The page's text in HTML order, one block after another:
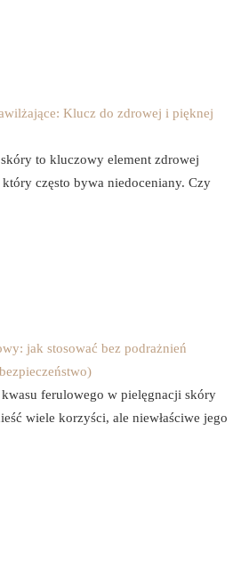
Klucz do zdrowej i pięknej
to kluczowy element zdrowej
często bywa niedoceniany. Czy
jak stosować bez podrażnień
kwasu ferulowego w pielęgnacji skóry
wiele korzyści, ale niewłaściwe jego